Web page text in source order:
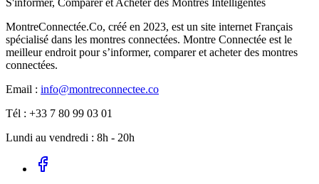
MontreConnectée.Co, créé en 2023, est un site internet Français
spécialisé dans les montres connectées. Montre Connectée est le
meilleur endroit pour s’informer, comparer et acheter des montres
connectées.
Email : info@montreconnectee.co
Tél : +33 7 80 99 03 01
Lundi au vendredi : 8h - 20h